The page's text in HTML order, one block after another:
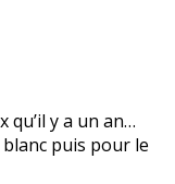
qu’il y a un an…
puis pour le